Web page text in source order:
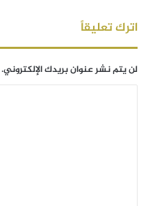
اترك تعليقاً
لن يتم نشر عنوان بريدك الإلكتروني.